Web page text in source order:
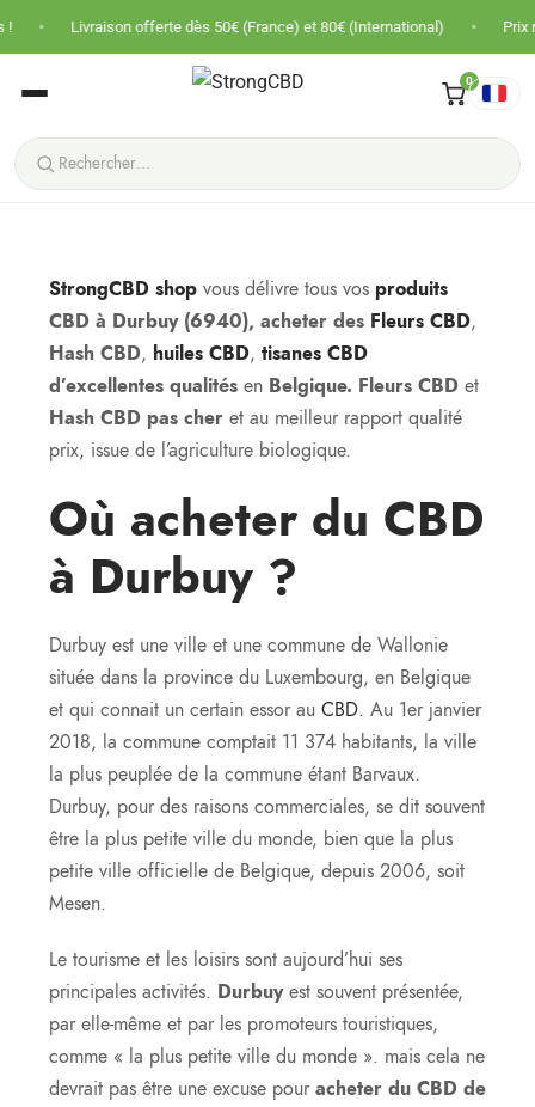
offerte dès 50€ (France) et 80€ (International) • Prix nets · Pas de
0
StrongCBD shop vous délivre tous vos produits
CBD à Durbuy (6940), acheter des Fleurs CBD,
Hash CBD, huiles CBD, tisanes CBD
d’excellentes qualités en Belgique. Fleurs CBD et
Hash CBD pas cher et au meilleur rapport qualité
prix, issue de l’agriculture biologique.
Où acheter du CBD
à Durbuy ?
Durbuy est une ville et une commune de Wallonie
située dans la province du Luxembourg, en Belgique
et qui connait un certain essor au CBD. Au 1er janvier
2018, la commune comptait 11 374 habitants, la ville
la plus peuplée de la commune étant Barvaux.
Durbuy, pour des raisons commerciales, se dit souvent
être la plus petite ville du monde, bien que la plus
petite ville officielle de Belgique, depuis 2006, soit
Mesen.
Le tourisme et les loisirs sont aujourd’hui ses
principales activités. Durbuyest souvent présentée,
par elle-même et par les promoteurs touristiques,
comme « la plus petite ville du monde ». mais cela ne
devrait pas être une excuse pouracheter du CBD de